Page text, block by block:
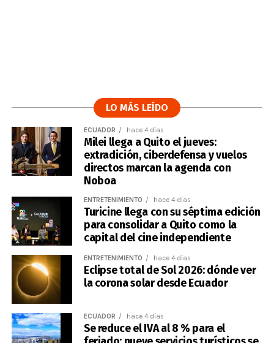
LO MÁS LEÍDO
ECUADOR hace 4 días
Milei llega a Quito el jueves:
extradición, ciberdefensa y vuelos
directos marcan la agenda con
Noboa
ENTRETENIMIENTO hace 4 días
Turicine llega con su séptima edición
para consolidar a Quito como la
capital del cine independiente
ENTRETENIMIENTO hace 4 días
Eclipse total de Sol 2026: dónde ver
la corona solar desde Ecuador
ECUADOR hace 4 días
Se reduce el IVA al 8 % para el